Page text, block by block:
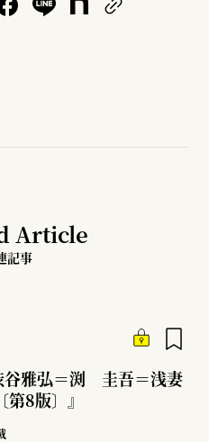
Article
記事
谷雅弘＝渕 圭吾＝浅妻
8版〕』